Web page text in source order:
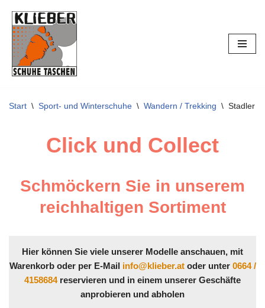
Zum
Inhalt
springen
Start \ Sport- und Winterschuhe \ Wandern / Trekking \ Stadler
Click und Collect
Schmöckern Sie in unserem
reichhaltigen Sortiment
Hier können Sie viele unserer Modelle anschauen, mit
Warenkorb oder per E-Mail info@klieber.atoder unter 0664 /
4158684reservieren und in einem unserer Geschäfte
anprobieren und abholen